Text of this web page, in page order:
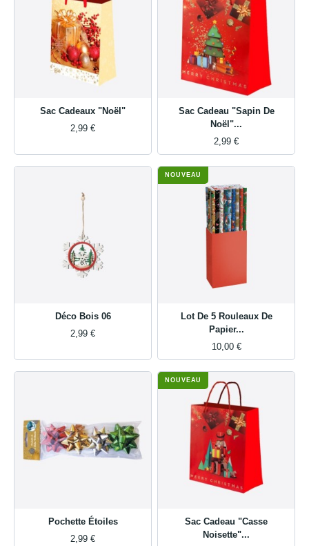
Sac Cadeaux "Noël"
2,99 €
Sac Cadeau "Sapin De
Noël"...
2,99 €
Déco Bois 06
2,99 €
Lot De 5 Rouleaux De
Papier...
10,00 €
NOUVEAU
Pochette Étoiles
2,99 €
Sac Cadeau "Casse
Noisette"...
NOUVEAU